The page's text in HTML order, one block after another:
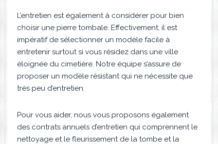
L’entretien est également à considérer pour bien
choisir une pierre tombale. Effectivement, il est
impératif de sélectionner un modèle facile à
entretenir surtout si vous résidez dans une ville
éloignée du cimetière. Notre équipe s’assure de
proposer un modèle résistant qui ne nécessite que
très peu d’entretien.
Pour vous aider, nous vous proposons également
des contrats annuels d’entretien qui comprennent le
nettoyage et le fleurissement de la tombe et la